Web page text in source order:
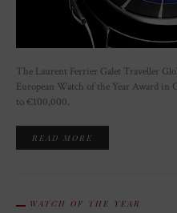
The Laurent Ferrier Galet Traveller
European Watch of the Year Award in
to €100,000.
READ MORE
WATCH OF THE YEAR